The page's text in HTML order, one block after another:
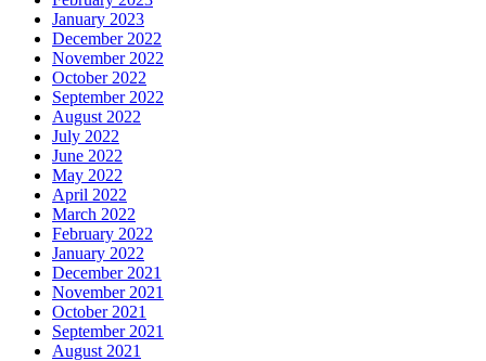
January 2023
December 2022
November 2022
October 2022
September 2022
August 2022
July 2022
June 2022
May 2022
April 2022
March 2022
February 2022
January 2022
December 2021
November 2021
October 2021
September 2021
August 2021